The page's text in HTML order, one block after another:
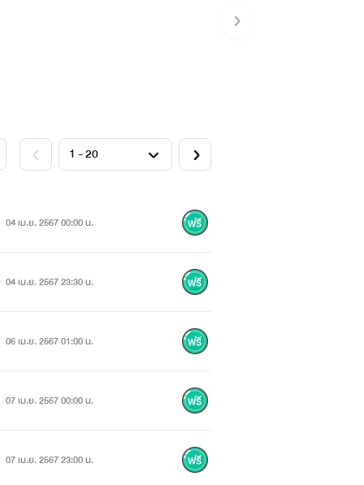
04 เม.ย. 2567 00:00 น.
04 เม.ย. 2567 23:30 น.
06 เม.ย. 2567 01:00 น.
07 เม.ย. 2567 00:00 น.
07 เม.ย. 2567 23:00 น.